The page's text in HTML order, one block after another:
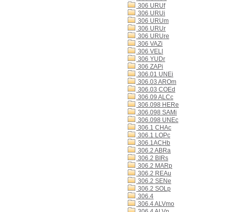
306 URUf
306 URUi
306 URUm
306 URUr
306 URUre
306 VAZi
306 VELl
306 YUDr
306 ZAPi
306.01 UNEi
306.03 AROm
306.03 COEd
306.09 ALCc
306.098 HERe
306.098 SAMi
306.098 UNEc
306.1 CHAc
306.1 LOPc
306.1ACHb
306.2 ABRa
306.2 BIRs
306.2 MARp
306.2 REAu
306.2 SENe
306.2 SOLp
306.4
306.4 ALVmo